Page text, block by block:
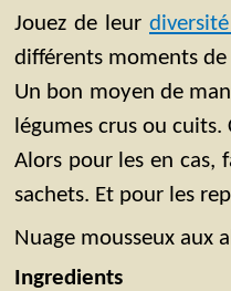
Jouez de leur
différents moments
Un bon moyen de
légumes crus ou cuits.
Alors pour les en cas,
sachets. Et pour les
Nuage mousseux aux
Ingredients